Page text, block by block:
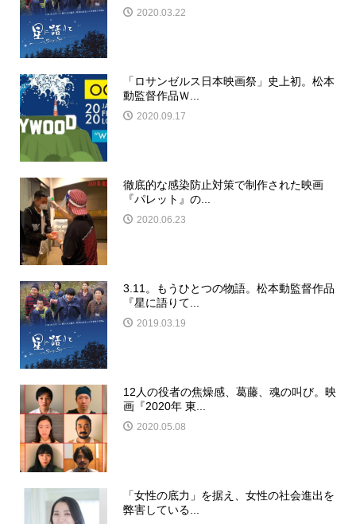
2020.03.22
「ロサンゼルス日本映画祭」史上初。松本
動監督作品Ｗ...
2020.09.17
徹底的な感染防止対策で制作された映画
『パレット』の...
2020.06.23
3.11。もうひとつの物語。松本動監督作品
『星に語りて...
2019.03.19
12人の役者の焦燥感、葛藤、魂の叫び。映
画『2020年 東...
2020.05.08
「女性の底力」を据え、女性の社会進出を
弊害している...